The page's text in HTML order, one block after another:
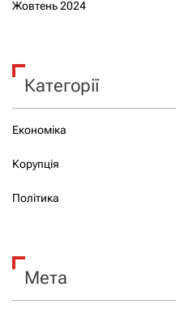
Жовтень 2024
Категорії
Економіка
Корупція
Політика
Мета